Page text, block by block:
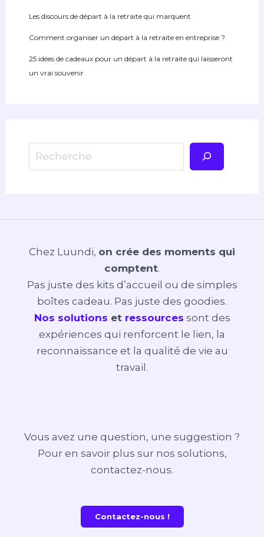
Les discours de départ à la retraite qui marquent
Comment organiser un départ à la retraite en entreprise ?
25 idées de cadeaux pour un départ à la retraite qui laisseront
un vrai souvenir
Rechercher
Chez Luundi, on crée des moments qui
comptent.
Pas juste des kits d’accueil ou de simples
boîtes cadeau. Pas juste des goodies.
Nos solutions et ressources sont des
expériences qui renforcent le lien, la
reconnaissance et la qualité de vie au
travail.
Vous avez une question, une suggestion ?
Pour en savoir plus sur nos solutions,
contactez-nous.
Contactez-nous !